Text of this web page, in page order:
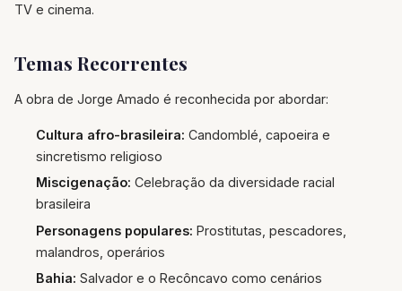
TV e cinema.
Temas Recorrentes
A obra de Jorge Amado é reconhecida por abordar:
Cultura afro-brasileira: Candomblé, capoeira e
sincretismo religioso
Miscigenação: Celebração da diversidade racial
brasileira
Personagens populares: Prostitutas, pescadores,
malandros, operários
Bahia: Salvador e o Recôncavo como cenários